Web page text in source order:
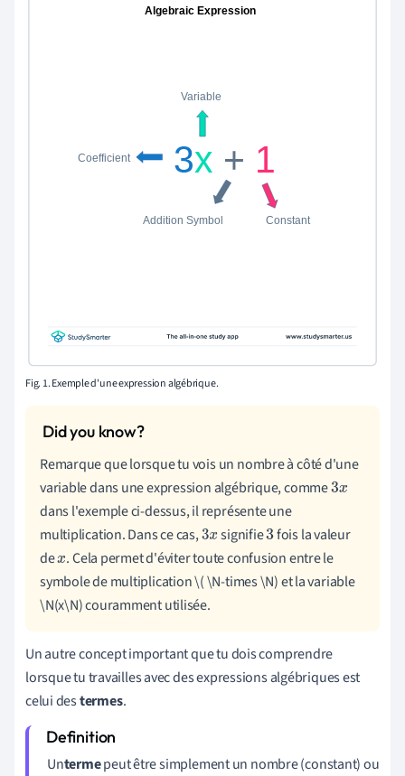
Fig. 1. Exemple d'une expression algébrique.
Remarque que lorsque tu vois un nombre à côté d'une
variable dans une expression algébrique, comme3x
dans l'exemple ci-dessus, il représente une
multiplication. Dans ce cas,3x signifie3fois la valeur
dex. Cela permet d'éviter toute confusion entre le
symbole de multiplication \( \N-times \N) et la variable
\N(x\N) couramment utilisée.
Un autre concept important que tu dois comprendre
lorsque tu travailles avec des expressions algébriques est
celui destermes.
Untermepeut être simplement un nombre (constant) ou